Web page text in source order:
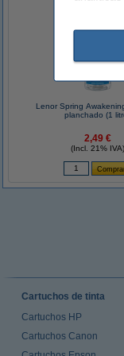
Lenor Spring
planchado
2,49 €
(Incl. 21% IVA)
Cartuchos de tinta
Cartuchos HP
Cartuchos Canon